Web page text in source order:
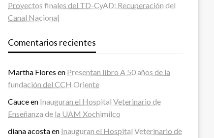
Proyectos finales del TD-CyAD: Recuperación del
Canal Nacional
Comentarios recientes
Martha Flores en Presentan libro A 50 años de la
fundación del CCH Oriente
Cauceen Inauguran el Hospital Veterinario de
Enseñanza de la UAM Xochimilco
diana acostaen Inauguran el Hospital Veterinario de